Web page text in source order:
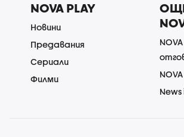
NOVA PLAY
Новини
Предавания
Сериали
Филми
NOVA
News